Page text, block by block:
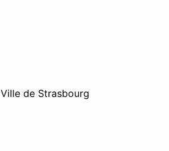
Ville de Strasbourg